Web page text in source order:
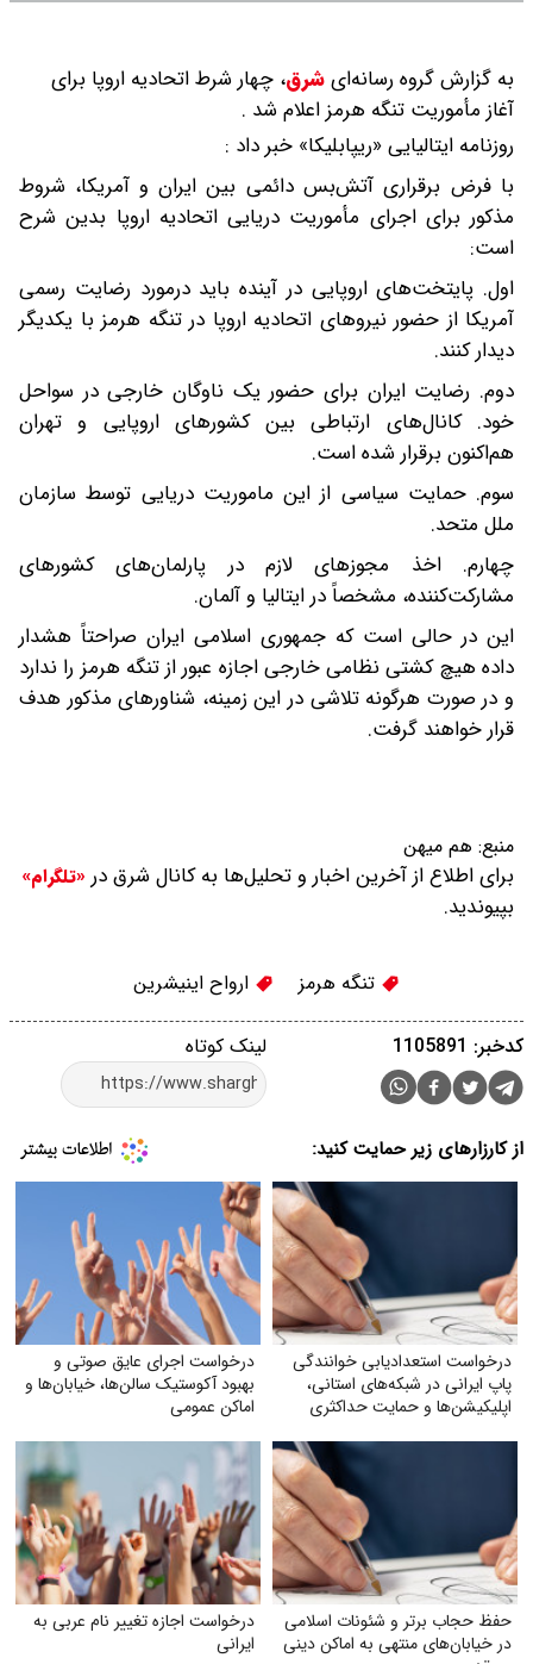
به گزارش گروه رسانه‌ایشرق، چهار شرط اتحادیه اروپا برای
آغاز مأموریت تنگه هرمز اعلام شد .
روزنامه ایتالیایی «ریپابلیکا» خبر داد :
با فرض برقراری آتش‌بس دائمی بین ایران و آمریکا، شروط
مذکور برای اجرای مأموریت دریایی اتحادیه اروپا بدین شرح
است:
اول. پایتخت‌های اروپایی در آینده باید درمورد رضایت رسمی
آمریکا از حضور نیروهای اتحادیه اروپا در تنگه هرمز با یکدیگر
دیدار کنند.
دوم. رضایت ایران برای حضور یک ناوگان خارجی در سواحل
خود. کانال‌های ارتباطی بین کشورهای اروپایی و تهران
هم‌اکنون برقرار شده است.
سوم. حمایت سیاسی از این ماموریت دریایی توسط سازمان
ملل متحد.
چهارم. اخذ مجوزهای لازم در پارلمان‌های کشورهای
مشارکت‌کننده، مشخصاً در ایتالیا و آلمان.
این در حالی است که جمهوری اسلامی ایران صراحتاً هشدار
داده هیچ کشتی نظامی خارجی اجازه عبور از تنگه هرمز را ندارد
و در صورت هرگونه تلاشی در این زمینه، شناورهای مذکور هدف
قرار خواهند گرفت.
منبع: هم میهن
برای اطلاع از آخرین اخبار و تحلیل‌ها به کانال شرق در «تلگرام»
بپیوندید.
تنگه هرمز ارواح اینیشرین
لینک کوتاه کدخبر: 1105891
از کارزارهای زیر حمایت کنید:
درخواست استعدادیابی خوانندگی
پاپ ایرانی در شبکه‌های استانی،
اپلیکیشن‌ها و حمایت حداکثری
درخواست اجرای عایق صوتی و
بهبود آکوستیک سالن‌ها، خیابان‌ها و
اماکن عمومی
حفظ حجاب برتر و شئونات اسلامی
در خیابان‌های منتهی به اماکن دینی
درخواست اجازه تغییر نام عربی به
ایرانی